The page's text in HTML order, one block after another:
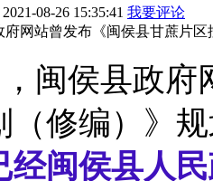
08-26 15:35:41 我要评论
府网站曾发布《闽侯县甘蔗片
闽侯县政府
（修编）》
经闽侯县人